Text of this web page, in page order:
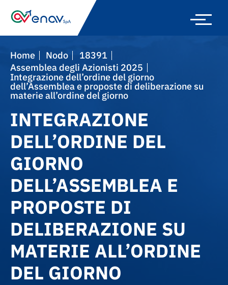
Home nodo
18391
Assemblea degli Azionisti 2025
Integrazione dell’ordine del giorno
dell’Assemblea e proposte di deliberazione su
materie all’ordine del giorno
INTEGRAZIONE
DELL’ORDINE DEL
GIORNO
DELL’ASSEMBLEA E
PROPOSTE DI
DELIBERAZIONE SU
MATERIE ALL’ORDINE
DEL GIORNO